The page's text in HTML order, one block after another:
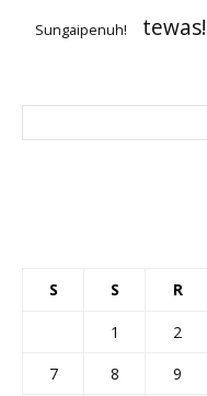
Sungaipenuh! tewas!
S S R
1 2
7
8 9